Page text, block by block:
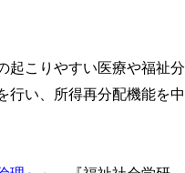
起こりやすい医療や福祉分
行い、所得再分配機能を中